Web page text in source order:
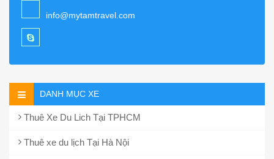
info@mytamtravel.com
DANH MỤC XE
Thuê Xe Du Lich Tại TPHCM
Thuê xe du lịch Tại Hà Nội